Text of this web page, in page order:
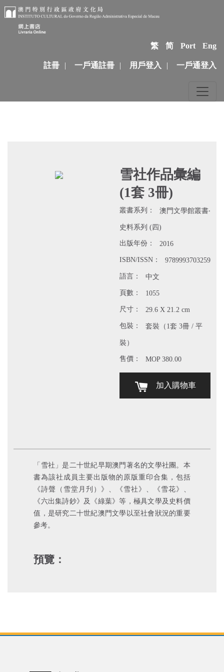
繁 简 Port Eng
註冊 | 一戶通註冊 | 用戶登入 | 一戶通登入
雪社作品彙編
(1套 3冊)
叢書系列： 澳門文學館叢書‧
史料系列 (四)
出版年份： 2016
ISBN/ISSN： 9789993703259
語言： 中文
頁數： 1055
尺寸： 29.6 X 21.2 cm
包裝： 套裝（1套 3冊 / 平
裝）
售價： MOP 380.00
加入購物車
「雪社」是二十世紀早期澳門著名的文學社團。本
書為該社成員主要出版物的原版重印合集，包括
《詩聲（雪堂月刋）》、《雪社》、《雪花》、
《六出集詩鈔》及《綠葉》等，極具文學及史料價
值，是研究二十世紀澳門文學以至社會狀況的重要
參考。
預覽：